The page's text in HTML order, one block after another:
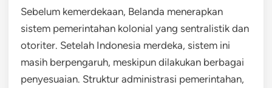
Sebelum kemerdekaan, Belanda menerapkan
sistem pemerintahan kolonial yang sentralistik dan
otoriter. Setelah Indonesia merdeka, sistem ini
masih berpengaruh, meskipun dilakukan berbagai
penyesuaian. Struktur administrasi pemerintahan,